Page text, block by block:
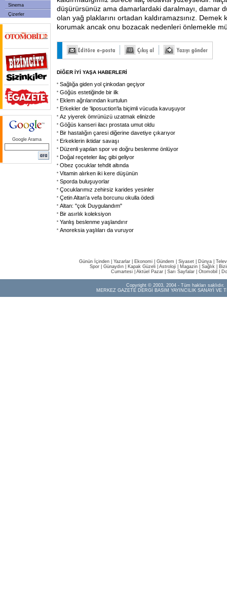
Sinema
Çizerler
Google Arama
düşürürsünüz ama damarlardaki daralmayı, damar
olan yağ plaklarını ortadan kaldıramazsınız. Demek ki
korumak ancak onu bozacak nedenleri önlemekle
DİĞER İYİ YAŞA HABERLERİ
Sağlığa giden yol çinkodan geçiyor
Göğüs estetiğinde bir ilk
Eklem ağrılarından kurtulun
Erkekler de 'liposuction'la biçimli vücuda kavuşuyor
Az yiyerek ömrünüzü uzatmak elinizde
Göğüs kanseri ilacı prostata umut oldu
Bir hastalığın çaresi diğerine davetiye çıkarıyor
Erkeklerin iktidar savaşı
Düzenli yapılan spor ve doğru beslenme önlüyor
Doğal reçeteler ilaç gibi geliyor
Obez çocuklar tehdit altında
Vitamin alırken iki kere düşünün
Sporda buluşuyorlar
Çocuklarımız zehirsiz karides yesinler
Çetin Altan'a vefa borcunu okulla ödedi
Altan: "çok Duygulandım"
Bir asırlık koleksiyon
Yanlış beslenme yaşlandırır
Anoreksia yaşlıları da vuruyor
Günün İçinden Yazarlar Ekonomi Gündem Siyaset Dünya |
Spor
Günaydın Kapak Güzeli Astroloji Magazin Sağlık
Cumartesi| Aktüel Pazar| Sarı Sayfalar| Otomobil
Copyright © 2003, 2004 - Tüm hakları saklıdır.
MERKEZ GAZETE DERGİ BASIM YAYINCILIK SANAYİ VE